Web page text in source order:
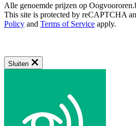
Alle genoemde prijzen op
This site is protected by reCAPTCHA
Policy and Terms of Service apply.
Sluiten